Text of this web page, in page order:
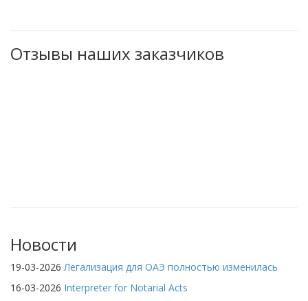
Отзывы наших заказчиков
Новости
19-03-2026 Легализация для ОАЭ полностью изменилась
16-03-2026 Interpreter for Notarial Acts